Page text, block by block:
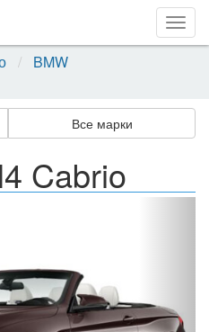
BMW
Все марки
Cabrio